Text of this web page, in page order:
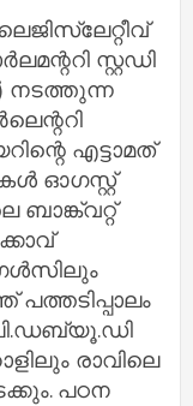
സ്റ്റഡി
നടത്തുന്ന
എട്ടാമത്
ഓഗസ്റ്റ്
ബാങ്ക്വറ്റ്
രാവിലെ
പഠന